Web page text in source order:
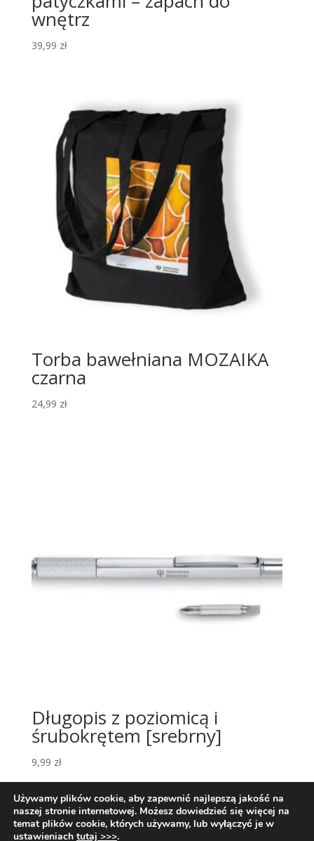
wnętrz
39,99 zł
Torba bawełniana MOZAIKA
czarna
24,99 zł
Długopis z poziomicą i
śrubokrętem [srebrny]
9,99 zł
Używamy plików cookie, aby zapewnić najlepszą jakość na
naszej stronie internetowej. Możesz dowiedzieć się więcej na
temat plików cookie, których używamy, lub wyłączyć je w
ustawieniach tutaj >>>.